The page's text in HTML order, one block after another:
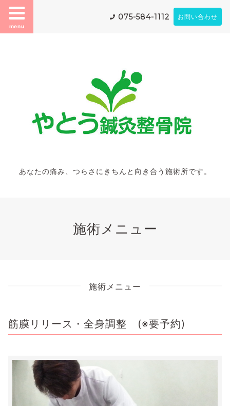
menu
075-584-1112 お問い合わせ
あなたの痛み、つらさにきちんと向き合う施術所です。
施術メニュー
施術メニュー
筋膜リリース・全身調整 (※要予約)